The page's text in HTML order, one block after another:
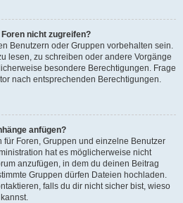
nicht zugreifen?
Benutzern oder Gruppen vorbehalten sein.
lesen, zu schreiben oder andere Vorgänge
besondere Berechtigungen. Frage
nach entsprechenden Berechtigungen.
anfügen?
für Foren, Gruppen und einzelne Benutzer
hat es möglicherweise nicht
anzufügen, in dem du deinen Beitrag
Gruppen dürfen Dateien hochladen.
falls du dir nicht sicher bist, wieso